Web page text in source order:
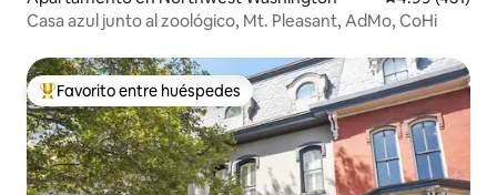
Casa azul junto al zoológico, Mt. Pleasant, AdMo, CoHi
Favorito entre huéspedes preferido
Favorito entre huéspedes